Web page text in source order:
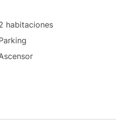
habitaciones